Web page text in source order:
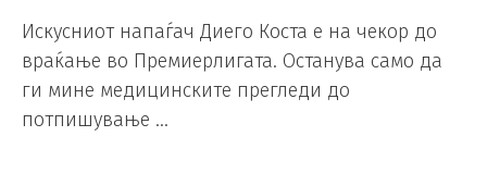
Искусниот напаѓач Диего Коста е на чекор до
враќање во Премиерлигата. Останува само да
ги мине медицинските прегледи до
потпишување …